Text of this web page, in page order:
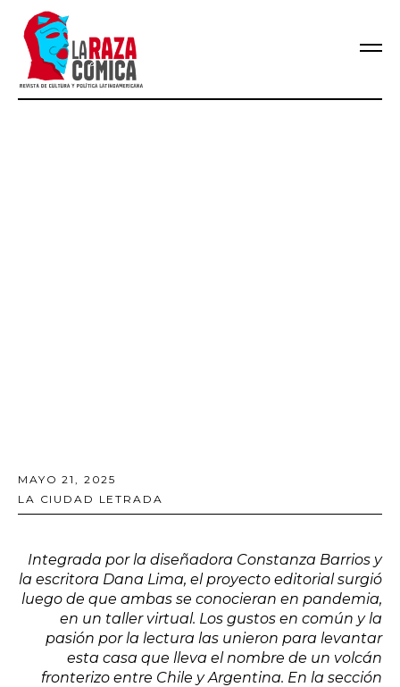
MAYO 21, 2025
LA CIUDAD LETRADA
Integrada por la diseñadora Constanza Barrios y
la escritora Dana Lima, el proyecto editorial surgió
luego de que ambas se conocieran en pandemia,
en un taller virtual. Los gustos en común y la
pasión por la lectura las unieron para levantar
esta casa que lleva el nombre de un volcán
fronterizo entre Chile y Argentina. En la sección